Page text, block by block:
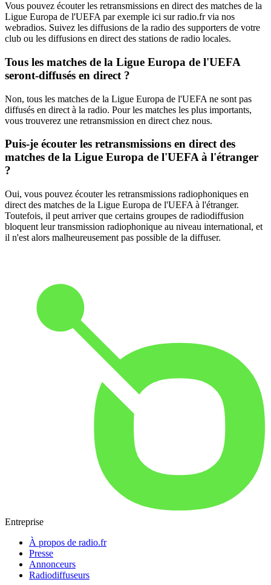
Vous pouvez écouter les retransmissions en direct des matches de la
Ligue Europa de l'UEFA par exemple ici sur radio.fr via nos
webradios. Suivez les diffusions de la radio des supporters de votre
club ou les diffusions en direct des stations de radio locales.
Tous les matches de la Ligue Europa de l'UEFA
seront-diffusés en direct ?
Non, tous les matches de la Ligue Europa de l'UEFA ne sont pas
diffusés en direct à la radio. Pour les matches les plus importants,
vous trouverez une retransmission en direct chez nous.
Puis-je écouter les retransmissions en direct des
matches de la Ligue Europa de l'UEFA à l'étranger
?
Oui, vous pouvez écouter les retransmissions radiophoniques en
direct des matches de la Ligue Europa de l'UEFA à l'étranger.
Toutefois, il peut arriver que certains groupes de radiodiffusion
bloquent leur transmission radiophonique au niveau international, et
il n'est alors malheureusement pas possible de la diffuser.
Entreprise
À propos de radio.fr
Presse
Annonceurs
Radiodiffuseurs